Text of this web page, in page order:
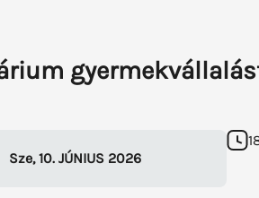
Sze,10. JÚNIUS 2026